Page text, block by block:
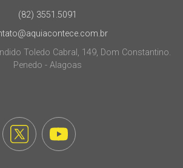
(82) 3551.5091
Toledo Cabral, 149, Dom Constantino.
Penedo - Alagoas